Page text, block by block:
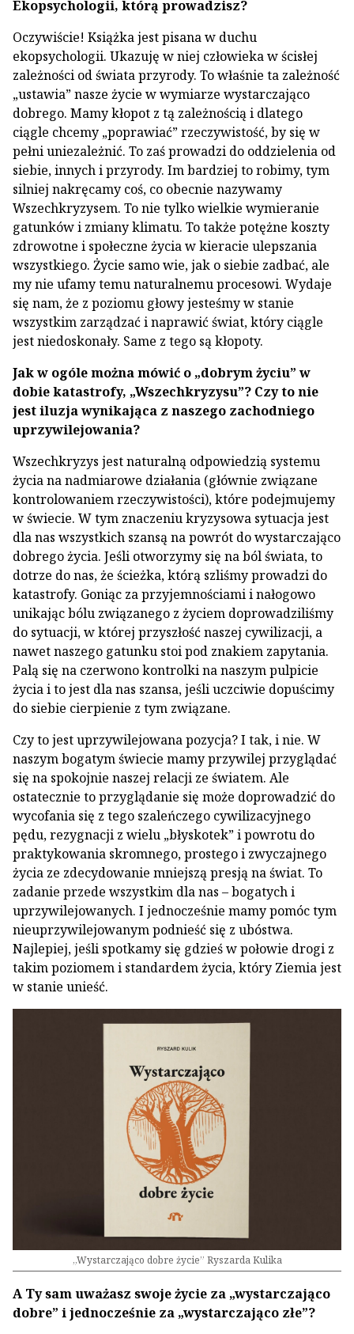
Ekopsychologii, którą prowadzisz?
Oczywiście! Książka jest pisana w duchu
ekopsychologii. Ukazuję w niej człowieka w ścisłej
zależności od świata przyrody. To właśnie ta zależność
„ustawia” nasze życie w wymiarze wystarczająco
dobrego. Mamy kłopot z tą zależnością i dlatego
ciągle chcemy „poprawiać” rzeczywistość, by się w
pełni uniezależnić. To zaś prowadzi do oddzielenia od
siebie, innych i przyrody. Im bardziej to robimy, tym
silniej nakręcamy coś, co obecnie nazywamy
Wszechkryzysem. To nie tylko wielkie wymieranie
gatunków i zmiany klimatu. To także potężne koszty
zdrowotne i społeczne życia w kieracie ulepszania
wszystkiego. Życie samo wie, jak o siebie zadbać, ale
my nie ufamy temu naturalnemu procesowi. Wydaje
się nam, że z poziomu głowy jesteśmy w stanie
wszystkim zarządzać i naprawić świat, który ciągle
jest niedoskonały. Same z tego są kłopoty.
Jak w ogóle można mówić o „dobrym życiu” w
dobie katastrofy, „Wszechkryzysu”? Czy to nie
jest iluzja wynikająca z naszego zachodniego
uprzywilejowania?
Wszechkryzys jest naturalną odpowiedzią systemu
życia na nadmiarowe działania (głównie związane
kontrolowaniem rzeczywistości), które podejmujemy
w świecie. W tym znaczeniu kryzysowa sytuacja jest
dla nas wszystkich szansą na powrót do wystarczająco
dobrego życia. Jeśli otworzymy się na ból świata, to
dotrze do nas, że ścieżka, którą szliśmy prowadzi do
katastrofy. Goniąc za przyjemnościami i nałogowo
unikając bólu związanego z życiem doprowadziliśmy
do sytuacji, w której przyszłość naszej cywilizacji, a
nawet naszego gatunku stoi pod znakiem zapytania.
Palą się na czerwono kontrolki na naszym pulpicie
życia i to jest dla nas szansa, jeśli uczciwie dopuścimy
do siebie cierpienie z tym związane.
Czy to jest uprzywilejowana pozycja? I tak, i nie. W
naszym bogatym świecie mamy przywilej przyglądać
się na spokojnie naszej relacji ze światem. Ale
ostatecznie to przyglądanie się może doprowadzić do
wycofania się z tego szaleńczego cywilizacyjnego
pędu, rezygnacji z wielu „błyskotek” i powrotu do
praktykowania skromnego, prostego i zwyczajnego
życia ze zdecydowanie mniejszą presją na świat. To
zadanie przede wszystkim dla nas – bogatych i
uprzywilejowanych. I jednocześnie mamy pomóc tym
nieuprzywilejowanym podnieść się z ubóstwa.
Najlepiej, jeśli spotkamy się gdzieś w połowie drogi z
takim poziomem i standardem życia, który Ziemia jest
w stanie unieść.
„Wystarczająco dobre życie” Ryszarda Kulika
A Ty sam uważasz swoje życie za „wystarczająco
dobre” i jednocześnie za „wystarczająco złe”?